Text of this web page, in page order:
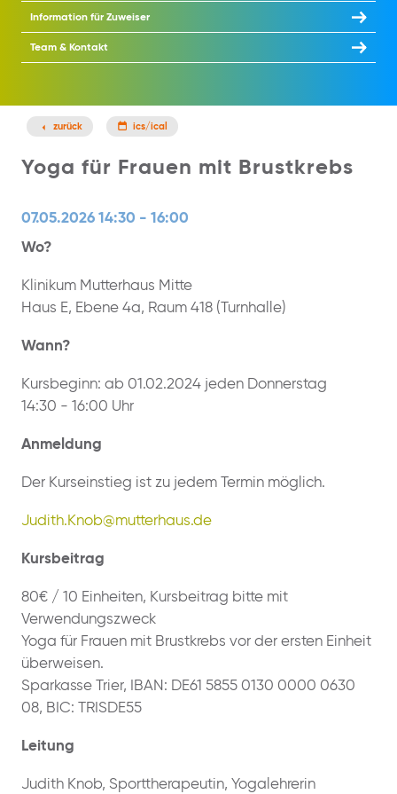
Information für Zuweiser
Team & Kontakt
Yoga für Frauen mit Brustkrebs
07.05.2026 14:30 - 16:00
Wo?
Klinikum Mutterhaus Mitte
Haus E, Ebene 4a, Raum 418 (Turnhalle)
Wann?
Kursbeginn: ab 01.02.2024 jeden Donnerstag
14:30 - 16:00 Uhr
Anmeldung
Der Kurseinstieg ist zu jedem Termin möglich.
Judith.Knob@mutterhaus.de
Kursbeitrag
80€ / 10 Einheiten, Kursbeitrag bitte mit
Verwendungszweck
Yoga für Frauen mit Brustkrebs vor der ersten Einheit
überweisen.
Sparkasse Trier, IBAN: DE61 5855 0130 0000 0630
08, BIC: TRISDE55
Leitung
Judith Knob, Sporttherapeutin, Yogalehrerin
zurück ics/ical